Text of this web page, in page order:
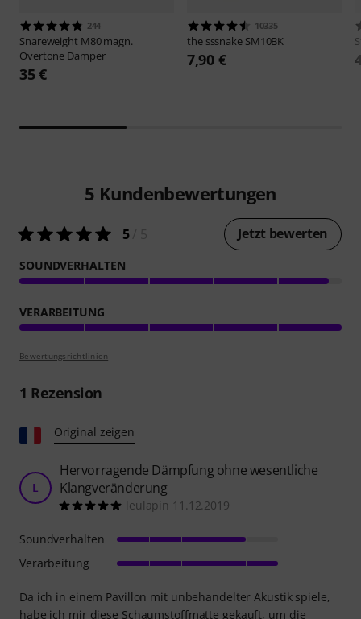
244
Snareweight M80 magn.
Overtone Damper
35 €
10335
the sssnake SM10BK
7,90 €
5 Kundenbewertungen
5/ 5 Jetzt bewerten
SOUNDVERHALTEN
VERARBEITUNG
Bewertungsrichtlinien
1 Rezension
Original zeigen
L
Hervorragende Dämpfung ohne wesentliche
Klangveränderung
leulapin 11.12.2019
Da ich in einem Pavillon mit unbehandelter Akustik spiele,
habe ich mir diese Schaumstoffmatte gekauft, um die
Soundverhalten
Verarbeitung